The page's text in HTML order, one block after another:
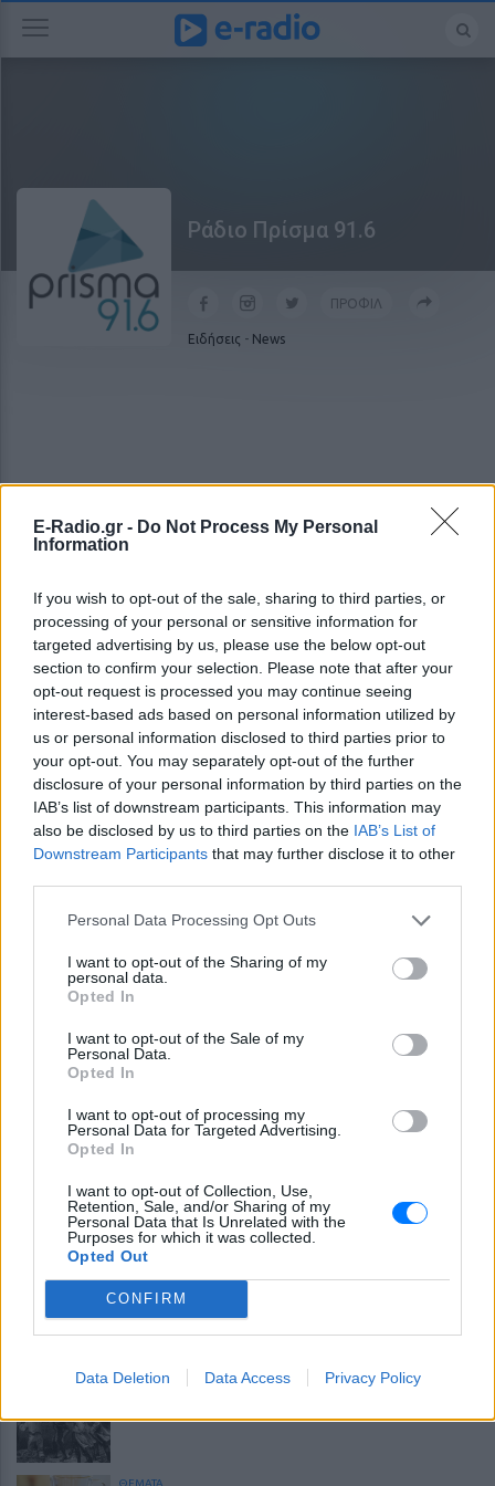
E-Radio.gr - Do Not Process My Personal
Information
If you wish to opt-out of the sale, sharing to third parties, or
processing of your personal or sensitive information for
targeted advertising by us, please use the below opt-out
section to confirm your selection. Please note that after your
opt-out request is processed you may continue seeing
interest-based ads based on personal information utilized by
us or personal information disclosed to third parties prior to
your opt-out. You may separately opt-out of the further
disclosure of your personal information by third parties on the
IAB’s list of downstream participants. This information may
also be disclosed by us to third parties on the IAB’s List of
Downstream Participants that may further disclose it to other
Personal Data Processing Opt Outs
I want to opt-out of the Sharing of my
personal data.
Opted In
I want to opt-out of the Sale of my
Personal Data.
Opted In
I want to opt-out of processing my
Personal Data for Targeted Advertising.
Opted In
I want to opt-out of Collection, Use,
Retention, Sale, and/or Sharing of my
Personal Data that Is Unrelated with the
Purposes for which it was collected.
Opted Out
CONFIRM
Data Deletion Data Access Privacy Policy
Ράδιο Πρίσμα 91.6
ΠΡΟΦΙΛ
Ειδήσεις - News
ΣΗΜΕΡΑ ΡΟΗ ΠΟΛΙΤΙΣΜΟΣ
ΕΙΔΗΣΕΙΣ
«Καλό ταξίδι μικρέ»: Πέθανε το λευκό κουτάβι
που το είχαν υιοθετήσει η αγέλη των λύκων –
Το σπαρακτικό βίντεο
ΕΙΔΗΣΕΙΣ
Γιατί δεν έσωσα το κουτάβι: Ο ερευνητής που
κατέγραφε τη συμβίωση του μικρού σκυλιού με
αγέλη λύκων εξηγεί γιατί δεν επενέβη
POP CULTURE
ΘΕΜΑΤΑ
10 αποφθέγματα για τον Αύγουστο
Τα ζώδια σήμερα 7/8: Η μέρα ευνοεί τις
κινήσεις συμφιλίωσης
LIFESTYLE
άλλαξε ζωή
ΚΕΡΔΙΣΤΕ
Καλοκαιρινές εκπτώσεις έως - 70% από τα
Ξέχνα τα μουσεία: Οι τουρίστες τρέχουν πλέον
ΘΕΜΑΤΑ